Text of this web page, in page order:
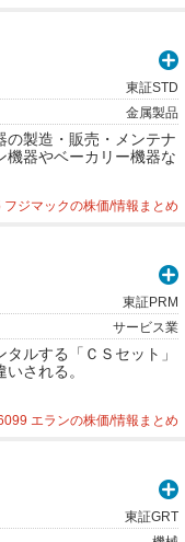
東証STD
金属製品
の製造・販売・メンテナ
機器やベーカリー機器な
フジマックの株価/情報まとめ
東証PRM
サービス業
ルする「ＣＳセット」
される。
エランの株価/情報まとめ
東証GRT